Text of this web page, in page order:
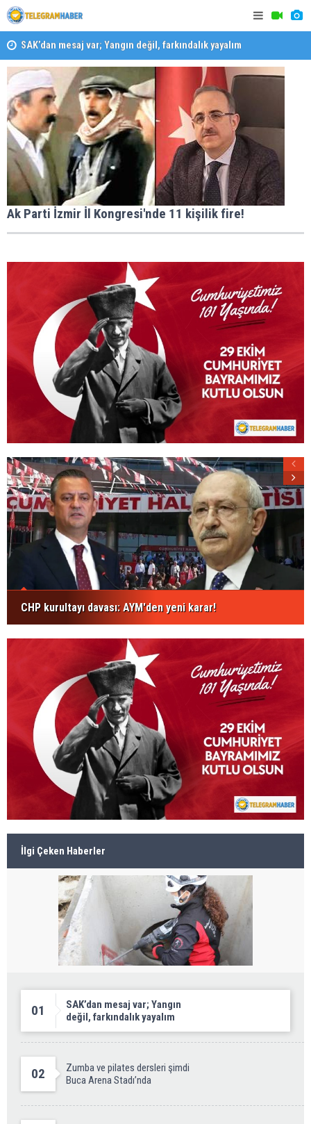
Karabağlar ‘da Gazeteci Barış Selçuk saygıyla anıldı
Ak Parti İzmir İl Kongresi'nde 11 kişilik fire!
CHP kurultayı davası: AYM'den yeni karar!
İlgi Çeken Haberler
01
SAK’dan mesaj var; Yangın
değil, farkındalık yayalım
02
Zumba ve pilates dersleri şimdi
Buca Arena Stadı’nda